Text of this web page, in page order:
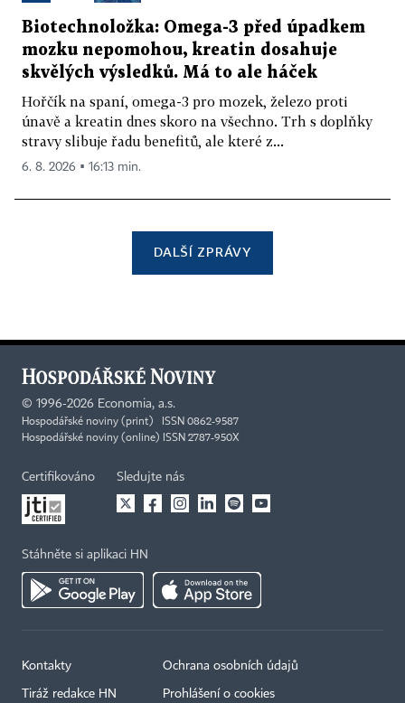
Biotechnoložka: Omega-3 před úpadkem
mozku nepomohou, kreatin dosahuje
skvělých výsledků. Má to ale háček
Hořčík na spaní, omega-3 pro mozek, železo proti
únavě a kreatin dnes skoro na všechno. Trh s doplňky
stravy slibuje řadu benefitů, ale které z...
6. 8. 2026 ▪ 16:13 min.
DALŠÍ ZPRÁVY
© 1996-2026 Economia, a.s.
Hospodářské noviny (print) ISSN 0862-9587
Hospodářské noviny (online) ISSN 2787-950X
Certifikováno Sledujte nás
Stáhněte si aplikaci HN
Kontakty
Tiráž redakce HN
Ochrana osobních údajů
Prohlášení o cookies